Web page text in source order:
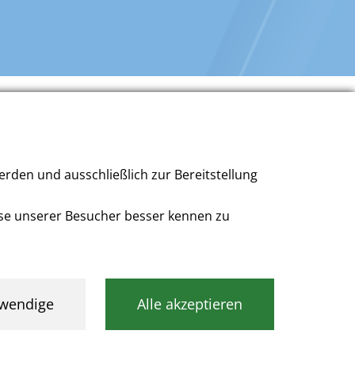
und ausschließlich zur Bereitstellung
unserer Besucher besser kennen zu
Alle akzeptieren